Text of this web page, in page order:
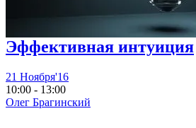
Эффективная интуиция
21 Ноября'16
10:00 - 13:00
Олег Брагинский